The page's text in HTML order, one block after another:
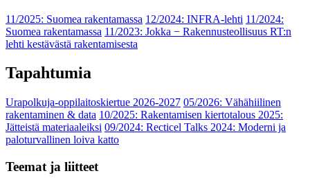
11/2025: Suomea rakentamassa 12/2024: INFRA-lehti 11/2024:
Suomea rakentamassa 11/2023: Jokka − Rakennusteollisuus RT:n
lehti kestävästä rakentamisesta
Tapahtumia
Urapolkuja-oppilaitoskiertue 2026-2027 05/2026: Vähähiilinen
rakentaminen & data 10/2025: Rakentamisen kiertotalous 2025:
Jätteistä materiaaleiksi 09/2024: Recticel Talks 2024: Moderni ja
paloturvallinen loiva katto
Teemat ja liitteet